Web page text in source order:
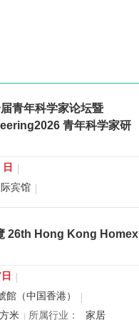
青年科学家论坛暨
青年科学家研
宾馆
业：
微米纳米技术学会
科学家论坛暨
青年科学家研讨会
26th Hong Kong Homex
（中国香港）
米 所属行业： 家居